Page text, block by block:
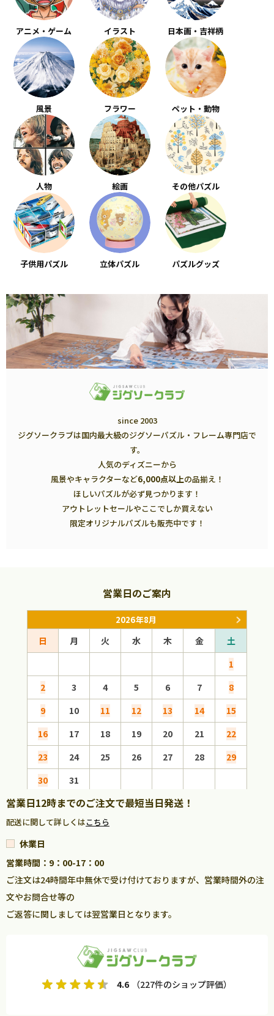
アニメ・ゲーム イラスト 日本画・吉祥柄
風景 フラワー ペット・動物
人物 絵画 その他パズル
子供用パズル 立体パズル パズルグッズ
since 2003
ジグソークラブは国内最大級のジグソーパズル・フレーム専門店で
す。
人気のディズニーから
風景やキャラクターなど6,000点以上の品揃え！
ほしいパズルが必ず見つかります！
アウトレットセールやここでしか買えない
限定オリジナルパズルも販売中です！
営業日のご案内
2026年8月
日 月 火 水 木 金
土
1
2
3 4 5 6 7
8
9
10 11 12 13 14
15
16
17 18 19 20 21
22
23
24 25 26 27 28
29
30
31
営業日12時までのご注文で最短当日発送！
配送に関して詳しくはこちら
休業日
営業時間：9：00-17：00
ご注文は24時間年中無休で受け付けておりますが、営業時間外の注
文やお問合せ等の
ご返答に関しましては翌営業日となります。
4.6 （227件のショップ評価）